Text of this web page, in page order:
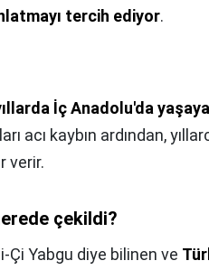
tercih ediyor.
İç Anadolu'da
acı kaybın ardından,
verir.
çekildi?
Çi Yabgu diye bilinen ve